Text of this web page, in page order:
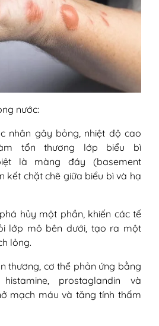
nước:
nhân gây bỏng, nhiệt độ cao
tổn thương lớp biểu bì
là màng đáy (basement
kết chặt chẽ giữa biểu bì và hạ
hủy một phần, khiến các tế
lớp mô bên dưới, tạo ra một
lỏng.
thương, cơ thể phản ứng bằng
prostaglandin và
mạch máu và tăng tính thấm